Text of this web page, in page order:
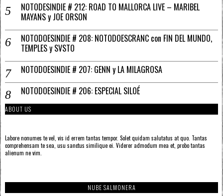
NOTODESINDIE # 212: ROAD TO MALLORCA LIVE – MARIBEL
MAYANS y JOE ORSON
NOTODOESINDIE # 208: NOTODOESCRANC con FIN DEL MUNDO,
TEMPLES y SVSTO
NOTODOESINDIE # 207: GENN y LA MILAGROSA
NOTODOESINDIE # 206: ESPECIAL SILOÉ
ABOUT US
Labore nonumes te vel, vis id errem tantas tempor. Solet quidam salutatus at quo. Tantas
comprehensam te sea, usu sanctus similique ei. Viderer admodum mea et, probo tantas
alienum ne vim.
NUBE SALMONERA